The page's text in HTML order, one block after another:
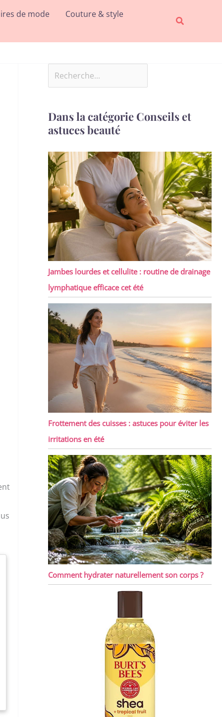
de mode Couture & style
Rechercher
Dans la catégorie Conseils et
astuces beauté
Jambes lourdes et cellulite : routine de drainage
lymphatique efficace cet été
Frottement des cuisses : astuces pour éviter les
irritations en été
Comment hydrater naturellement son corps ?